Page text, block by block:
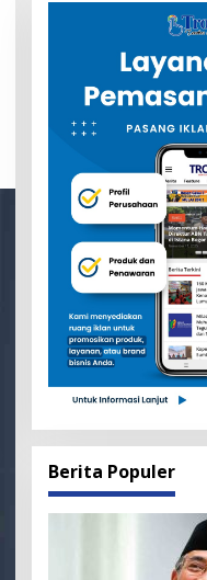
Berita Populer